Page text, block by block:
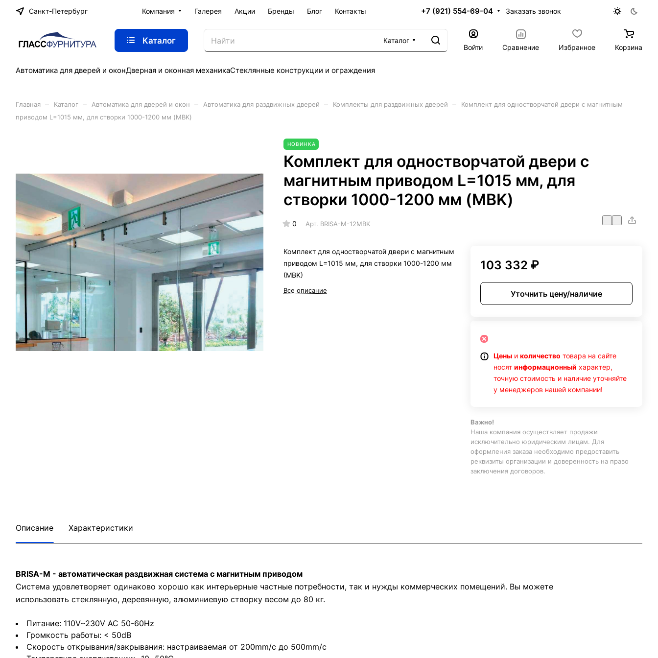
Санкт-Петербург Компания Галерея Акции Бренды Блог Контакты +7 (921) 554-69-04 Заказать звонок
Каталог
Каталог
Войти
Сравнение Избранное Корзина
Автоматика для дверей и оконДверная и оконная механикаСтеклянные конструкции и ограждения
Главная Каталог Автоматика для дверей и окон Автоматика для раздвижных дверей Комплекты для раздвижных дверей
Комплект для одностворчатой двери c магнитным
приводом L=1015 мм, для створки 1000-1200 мм (MBK)
НОВИНКА
Комплект для одностворчатой двери c
магнитным приводом L=1015 мм, для
створки 1000-1200 мм (MBK)
0 Арт. BRISA-M-12MBK
Комплект для одностворчатой двери c магнитным
приводом L=1015 мм, для створки 1000-1200 мм
(MBK)
Все описание
103 332 ₽
Уточнить цену/наличие
Цены иколичество товара на сайте
носятинформационный характер,
точную стоимость и наличие уточняйте
у менеджеров нашей компании!
Важно!
Наша компания осуществляет продажи
исключительно юридическим лицам. Для
оформления заказа необходимо предоставить
реквизиты организации и доверенность на право
заключения договоров.
Описание Характеристики
BRISA-M - автоматическая раздвижная система с магнитным приводом
Система удовлетворяет одинаково хорошо как интерьерные частные потребности, так и нужды коммерческих помещений. Вы можете
использовать стеклянную, деревянную, алюминиевую створку весом до 80 кг.
Питание: 110V~230V AC 50-60Hz
Громкость работы: < 50dB
Скорость открывания/закрывания: настраиваемая от 200mm/с до 500mm/с